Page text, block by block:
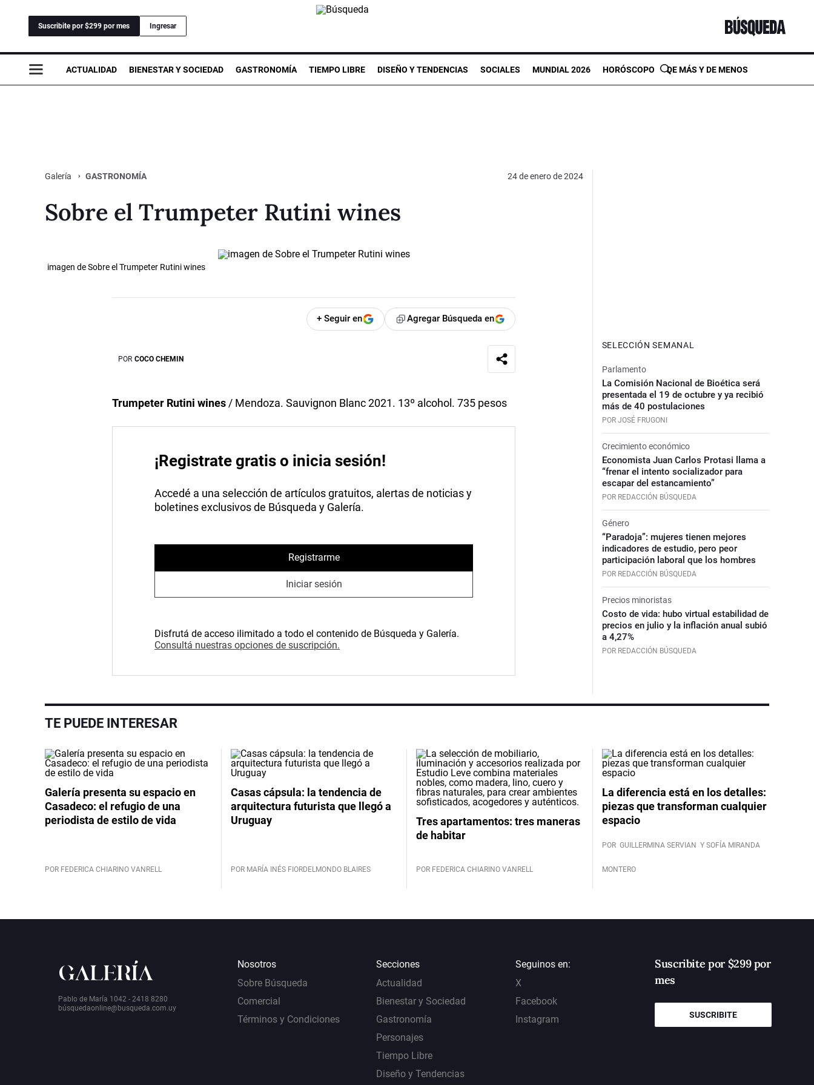
Suscribite por $299 por mes Ingresar
ACTUALIDAD BIENESTAR Y SOCIEDAD GASTRONOMÍA TIEMPO LIBRE DISEÑO Y TENDENCIAS SOCIALES MUNDIAL 2026 HORÓSCOPO DE MÁS Y DE MENOS
Galería GASTRONOMÍA 24 de enero de 2024
Sobre el Trumpeter Rutini wines
imagen de Sobre el Trumpeter Rutini wines
+ Seguir en Agregar Búsqueda en
POR COCO CHEMIN
Trumpeter Rutini wines / Mendoza. Sauvignon Blanc 2021. 13º alcohol. 735 pesos
¡Registrate gratis o inicia sesión!
Accedé a una selección de artículos gratuitos, alertas de noticias y
boletines exclusivos de Búsqueda y Galería.
Registrarme
Iniciar sesión
Disfrutá de acceso ilimitado a todo el contenido de Búsqueda y Galería.
Consultá nuestras opciones de suscripción.
SELECCIÓN SEMANAL
Parlamento
La Comisión Nacional de Bioética será
presentada el 19 de octubre y ya recibió
más de 40 postulaciones
POR JOSÉ FRUGONI
Crecimiento económico
Economista Juan Carlos Protasi llama a
“frenar el intento socializador para
escapar del estancamiento”
POR REDACCIÓN BÚSQUEDA
Género
“Paradoja”: mujeres tienen mejores
indicadores de estudio, pero peor
participación laboral que los hombres
POR REDACCIÓN BÚSQUEDA
Precios minoristas
Costo de vida: hubo virtual estabilidad de
precios en julio y la inflación anual subió
a 4,27%
POR REDACCIÓN BÚSQUEDA
TE PUEDE INTERESAR
Galería presenta su espacio en
Casadeco: el refugio de una
periodista de estilo de vida
POR FEDERICA CHIARINO VANRELL
Casas cápsula: la tendencia de
arquitectura futurista que llegó a
Uruguay
POR MARÍA INÉS FIORDELMONDO BLAIRES
Tres apartamentos: tres maneras
de habitar
POR FEDERICA CHIARINO VANRELL
La diferencia está en los detalles:
piezas que transforman cualquier
espacio
POR GUILLERMINA SERVIAN Y SOFÍA MIRANDA
MONTERO
Pablo de María 1042 - 2418 8280
búsquedaonline@busqueda.com.uy
Nosotros
Sobre Búsqueda
Comercial
Términos y Condiciones
Secciones
Actualidad
Bienestar y Sociedad
Gastronomía
Personajes
Tiempo Libre
Diseño y Tendencias
Seguinos en:
X
Facebook
Instagram
Suscribite por $299 por
mes
SUSCRIBITE